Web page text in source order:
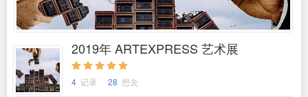
2019年 ARTEXPRESS 艺术展
4 记录 28 想去